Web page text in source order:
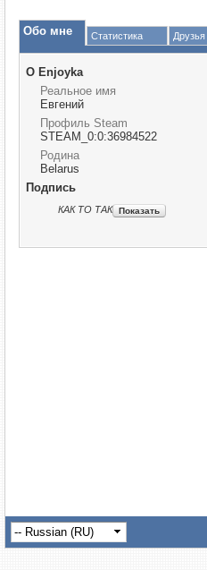
Обо мне Статистика Друзья
О Enjoyka
Реальное имя
Евгений
Профиль Steam
STEAM_0:0:36984522
Родина
Belarus
Подпись
КАК ТО ТАК